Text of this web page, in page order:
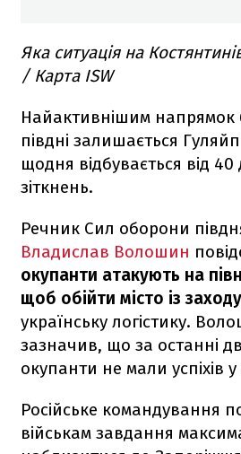
Яка ситуація на
/ Карта ISW
Найактивнішим напрямок
півдні залишається
щодня відбувається від
зіткнень.
Речник Сил оборони
Владислав Волошин
окупанти атакують на
щоб обійти місто із заходу
українську логістику.
зазначив, що за останні
окупанти не мали успіхів
Російське командування
військам завдання